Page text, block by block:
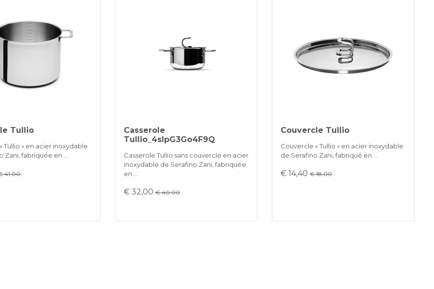
Tullio
Tullio » en acier inoxydable
Zani, fabriquée en …
41.00
Casserole
Tullio_4slpG3Go4F9Q
Casserole Tullio sans couvercle en acier
inoxydable de Serafino Zani, fabriquée
en …
€ 32,00€ 40.00
Couvercle Tullio
Couvercle « Tullio » en acier inoxydable
de Serafino Zani, fabriqué en …
€ 14,40€ 18.00